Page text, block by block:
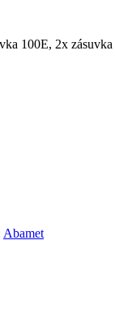
100E, 2x
Abamet